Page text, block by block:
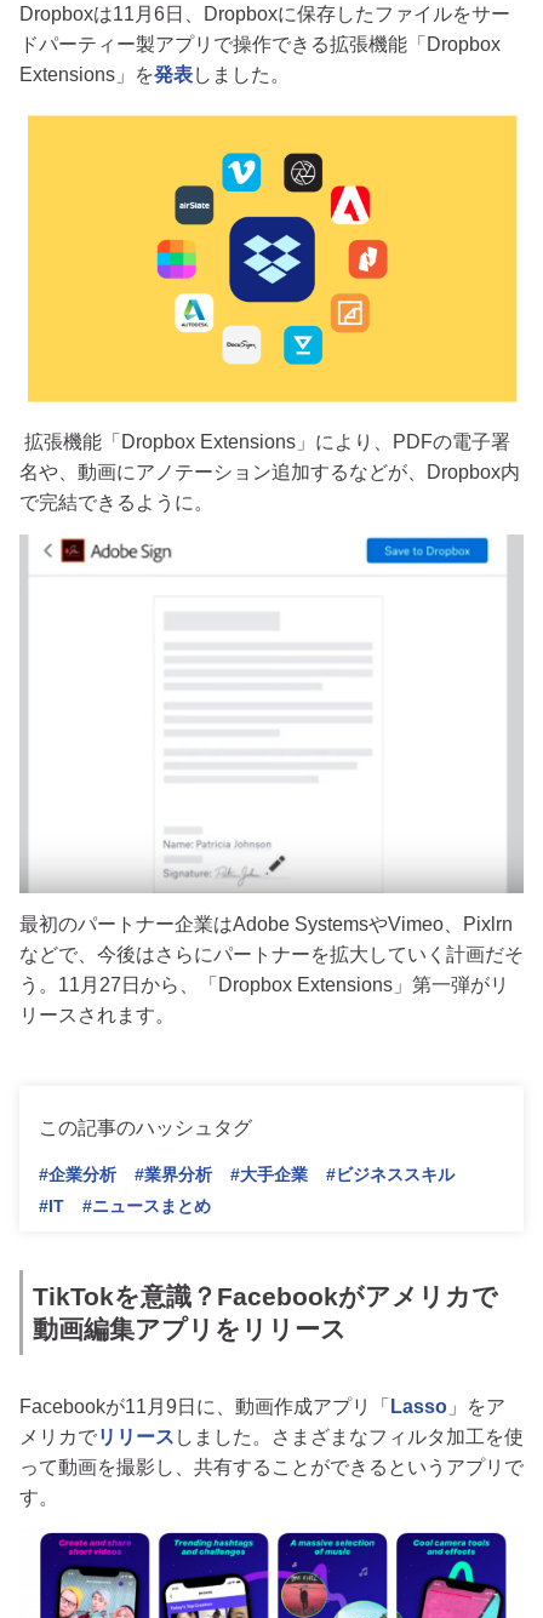
Dropboxは11月6日、Dropboxに保存したファイルをサー
ドパーティー製アプリで操作できる拡張機能「Dropbox
Extensions」を発表しました。
拡張機能「Dropbox Extensions」により、PDFの電子署
名や、動画にアノテーション追加するなどが、Dropbox内
で完結できるように。
最初のパートナー企業はAdobe SystemsやVimeo、Pixlrn
などで、今後はさらにパートナーを拡大していく計画だそ
う。11月27日から、「Dropbox Extensions」第一弾がリ
リースされます。
この記事のハッシュタグ
#企業分析 #業界分析 #大手企業
#ビジネススキル
#IT
#ニュースまとめ
TikTokを意識？Facebookがアメリカで
動画編集アプリをリリース
Facebookが11月9日に、動画作成アプリ「 Lasso 」をア
メリカでリリース しました。さまざまなフィルタ加工を使
って動画を撮影し、共有することができるというアプリで
す。